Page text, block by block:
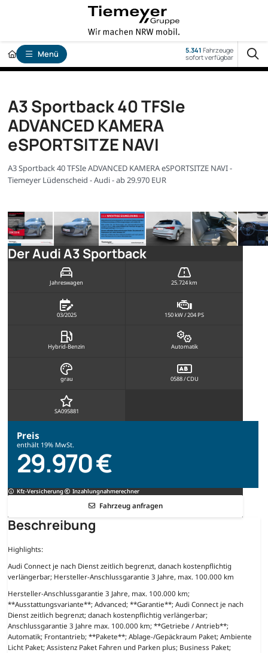
Menü 5.341 Fahrzeuge
sofort verfügbar
A3 Sportback 40 TFSIe
ADVANCED KAMERA
eSPORTSITZE NAVI
A3 Sportback 40 TFSIe ADVANCED KAMERA eSPORTSITZE NAVI -
Tiemeyer Lüdenscheid - Audi - ab 29.970 EUR
Der Audi A3 Sportback
Jahreswagen 25.724 km
03/2025 150 kW / 204 PS
Hybrid-Benzin Automatik
grau 0588 / CDU
SA095881
Preis
enthält 19% MwSt.
29.970 €
Kfz-Versicherung Inzahlungnahmerechner
Fahrzeug anfragen
Beschreibung
Highlights:
Audi Connect je nach Dienst zeitlich begrenzt, danach kostenpflichtig
verlängerbar; Hersteller-Anschlussgarantie 3 Jahre, max. 100.000 km
Hersteller-Anschlussgarantie 3 Jahre, max. 100.000 km;
**Ausstattungsvariante**; Advanced; **Garantie**; Audi Connect je nach
Dienst zeitlich begrenzt; danach kostenpflichtig verlängerbar;
Anschlussgarantie 3 Jahre max. 100.000 km; **Getriebe / Antrieb**;
Automatik; Frontantrieb; **Pakete**; Ablage-/Gepäckraum Paket; Ambiente
Licht Paket; Assistenz Paket Fahren und Parken plus; Business Paket;